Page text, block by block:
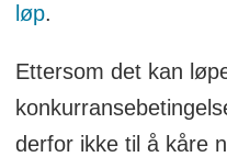
løp.
Ettersom det kan
derfor ikke til å kåre